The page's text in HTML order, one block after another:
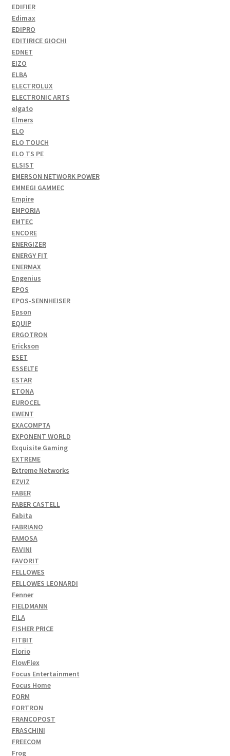
EDIFIER
Edimax
EDIPRO
EDITIRICE GIOCHI
EDNET
EIZO
ELBA
ELECTROLUX
ELECTRONIC ARTS
elgato
Elmers
ELO
ELO TOUCH
ELO TS PE
ELSIST
EMERSON NETWORK POWER
EMMEGI GAMMEC
Empire
EMPORIA
EMTEC
ENCORE
ENERGIZER
ENERGY FIT
ENERMAX
Engenius
EPOS
EPOS-SENNHEISER
Epson
EQUIP
ERGOTRON
Erickson
ESET
ESSELTE
ESTAR
ETONA
EUROCEL
EWENT
EXACOMPTA
EXPONENT WORLD
Exquisite Gaming
EXTREME
Extreme Networks
EZVIZ
FABER
FABER CASTELL
Fabita
FABRIANO
FAMOSA
FAVINI
FAVORIT
FELLOWES
FELLOWES LEONARDI
Fenner
FIELDMANN
FILA
FISHER PRICE
FITBIT
Florio
FlowFlex
Focus Entertainment
Focus Home
FORM
FORTRON
FRANCOPOST
FRASCHINI
FREECOM
Frog